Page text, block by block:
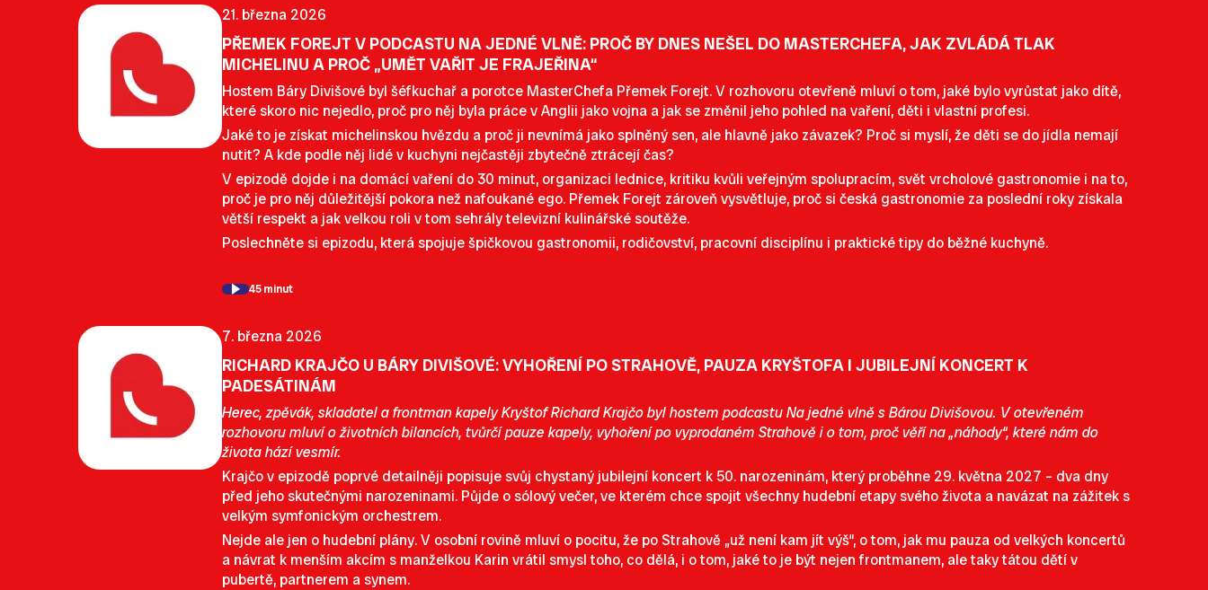
21. března 2026
PŘEMEK FOREJT V PODCASTU NA JEDNÉ VLNĚ: PROČ BY DNES NEŠEL DO MASTERCHEFA, JAK ZVLÁDÁ TLAK
MICHELINU A PROČ „UMĚT VAŘIT JE FRAJEŘINA“
Hostem Báry Divišové byl šéfkuchař a porotce MasterChefa Přemek Forejt. V rozhovoru otevřeně mluví o tom, jaké bylo vyrůstat jako dítě,
které skoro nic nejedlo, proč pro něj byla práce v Anglii jako vojna a jak se změnil jeho pohled na vaření, děti i vlastní profesi.
Jaké to je získat michelinskou hvězdu a proč ji nevnímá jako splněný sen, ale hlavně jako závazek? Proč si myslí, že děti se do jídla nemají
nutit? A kde podle něj lidé v kuchyni nejčastěji zbytečně ztrácejí čas?
V epizodě dojde i na domácí vaření do 30 minut, organizaci lednice, kritiku kvůli veřejným spolupracím, svět vrcholové gastronomie i na to,
proč je pro něj důležitější pokora než nafoukané ego. Přemek Forejt zároveň vysvětluje, proč si česká gastronomie za poslední roky získala
větší respekt a jak velkou roli v tom sehrály televizní kulinářské soutěže.
Poslechněte si epizodu, která spojuje špičkovou gastronomii, rodičovství, pracovní disciplínu i praktické tipy do běžné kuchyně.
45 minut
7. března 2026
RICHARD KRAJČO U BÁRY DIVIŠOVÉ: VYHOŘENÍ PO STRAHOVĚ, PAUZA KRYŠTOFA I JUBILEJNÍ KONCERT K
PADESÁTINÁM
Herec, zpěvák, skladatel a frontman kapely Kryštof Richard Krajčo byl hostem podcastu Na jedné vlně s Bárou Divišovou. V otevřeném
rozhovoru mluví o životních bilancích, tvůrčí pauze kapely, vyhoření po vyprodaném Strahově i o tom, proč věří na „náhody“, které nám do
života hází vesmír.
Krajčo v epizodě poprvé detailněji popisuje svůj chystaný jubilejní koncert k 50. narozeninám, který proběhne 29. května 2027 – dva dny
před jeho skutečnými narozeninami. Půjde o sólový večer, ve kterém chce spojit všechny hudební etapy svého života a navázat na zážitek s
velkým symfonickým orchestrem.
Nejde ale jen o hudební plány. V osobní rovině mluví o pocitu, že po Strahově „už není kam jít výš“, o tom, jak mu pauza od velkých koncertů
a návrat k menším akcím s manželkou Karin vrátil smysl toho, co dělá, i o tom, jaké to je být nejen frontmanem, ale taky tátou dětí v
pubertě, partnerem a synem.